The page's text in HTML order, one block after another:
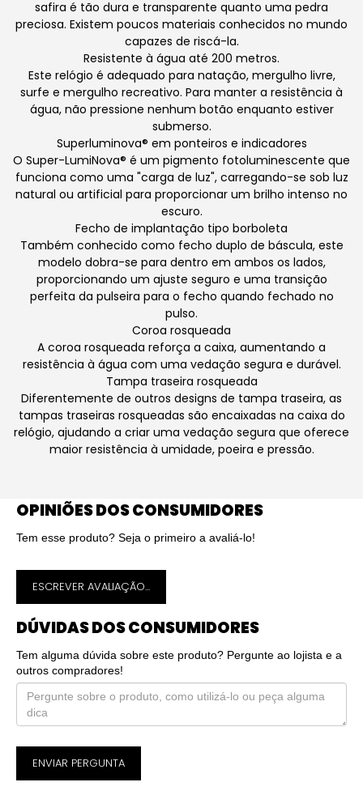
safira é tão dura e transparente quanto uma pedra
preciosa. Existem poucos materiais conhecidos no mundo
capazes de riscá-la.
Resistente à água até 200 metros.
Este relógio é adequado para natação, mergulho livre,
surfe e mergulho recreativo. Para manter a resistência à
água, não pressione nenhum botão enquanto estiver
submerso.
Superluminova® em ponteiros e indicadores
O Super-LumiNova® é um pigmento fotoluminescente que
funciona como uma "carga de luz", carregando-se sob luz
natural ou artificial para proporcionar um brilho intenso no
escuro.
Fecho de implantação tipo borboleta
Também conhecido como fecho duplo de báscula, este
modelo dobra-se para dentro em ambos os lados,
proporcionando um ajuste seguro e uma transição
perfeita da pulseira para o fecho quando fechado no
pulso.
Coroa rosqueada
A coroa rosqueada reforça a caixa, aumentando a
resistência à água com uma vedação segura e durável.
Tampa traseira rosqueada
Diferentemente de outros designs de tampa traseira, as
tampas traseiras rosqueadas são encaixadas na caixa do
relógio, ajudando a criar uma vedação segura que oferece
maior resistência à umidade, poeira e pressão.
OPINIÕES DOS CONSUMIDORES
Tem esse produto? Seja o primeiro a avaliá-lo!
ESCREVER AVALIAÇÃO...
DÚVIDAS DOS CONSUMIDORES
Tem alguma dúvida sobre este produto? Pergunte ao lojista e a
outros compradores!
ENVIAR PERGUNTA